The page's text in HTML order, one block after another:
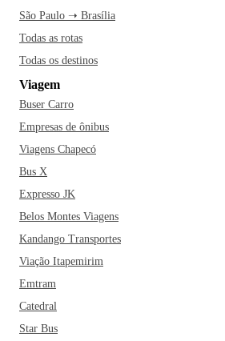
São Paulo ➝ Brasília
Todas as rotas
Todas os destinos
Viagem
Buser Carro
Empresas de ônibus
Viagens Chapecó
Bus X
Expresso JK
Belos Montes Viagens
Kandango Transportes
Viação Itapemirim
Emtram
Catedral
Star Bus